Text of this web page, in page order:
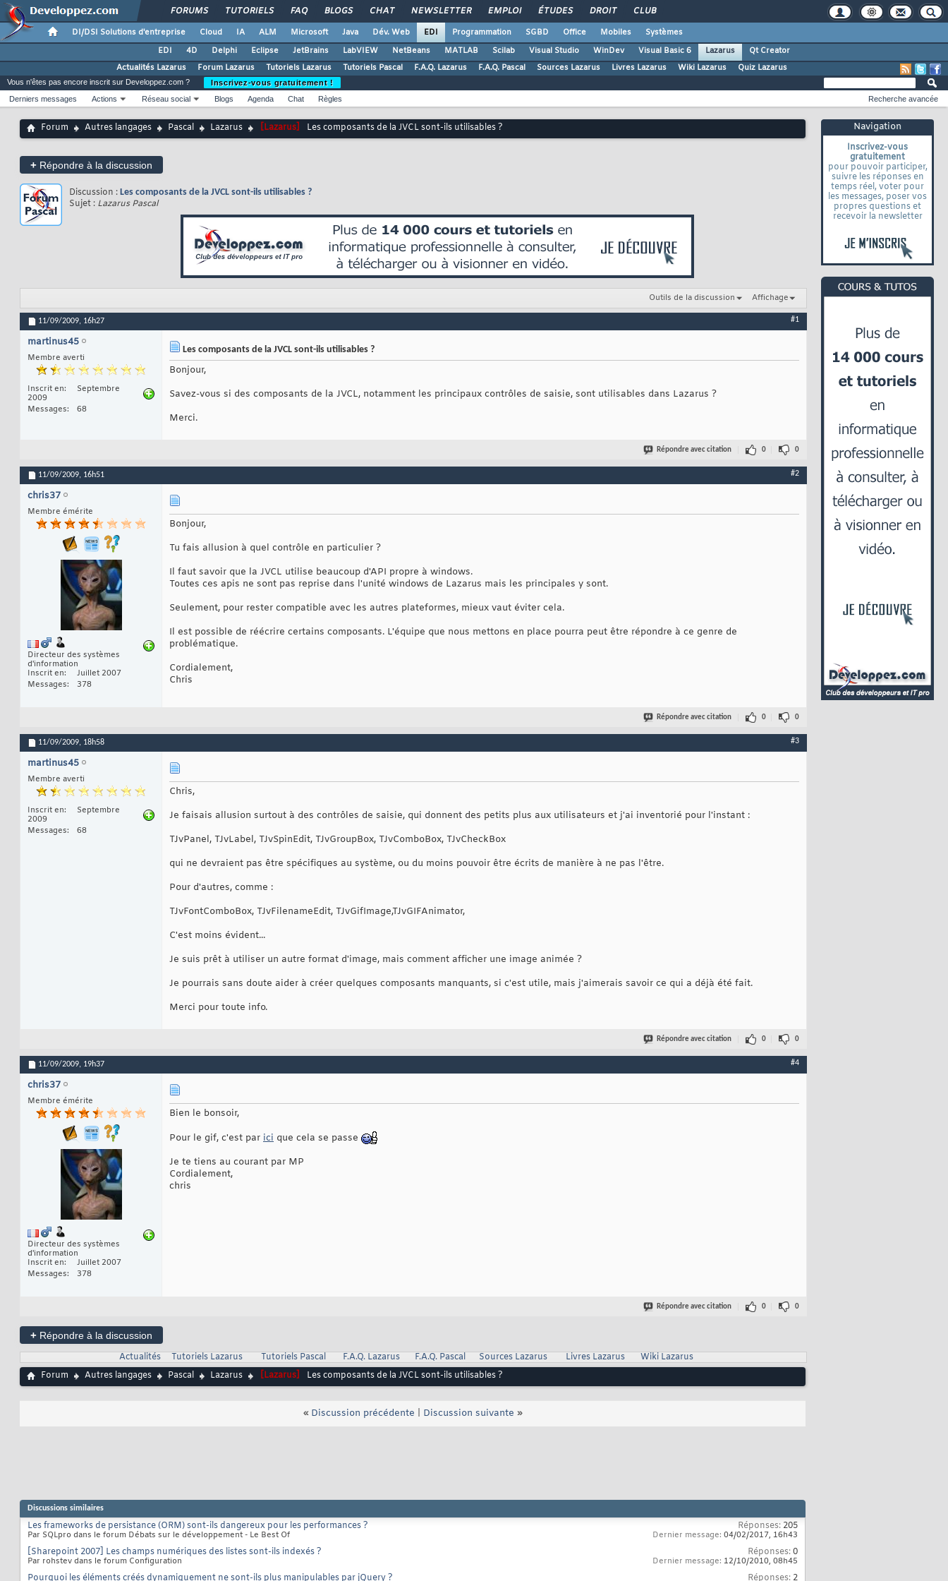
FORUMS TUTORIELS FAQ BLOGS CHAT NEWSLETTER EMPLOI ÉTUDES DROIT CLUB
DI/DSI Solutions d'entreprise Cloud IA ALM Microsoft Java Dév. Web EDI Programmation SGBD Office Mobiles
Systèmes
EDI
4D Delphi Eclipse JetBrains LabVIEW NetBeans MATLAB Scilab Visual Studio WinDev Visual Basic 6 Lazarus
Qt Creator
Actualités Lazarus
Forum Lazarus Tutoriels Lazarus Tutoriels Pascal F.A.Q. Lazarus F.A.Q. Pascal Sources Lazarus Livres Lazarus Wiki Lazarus Quiz Lazarus
Navigation
Inscrivez-vous
gratuitement
pour pouvoir participer,
suivre les réponses en
temps réel, voter pour
les messages, poser vos
propres questions et
recevoir la newsletter
Vous n'êtes pas encore inscrit sur Developpez.com ?
Inscrivez-vous gratuitement !
Derniers messages
Actions Réseau social Blogs Agenda Chat Règles Recherche avancée
Forum Autres langages Pascal Lazarus [Lazarus] Les composants de la JVCL sont-ils utilisables ?
+ Répondre à la discussion
Discussion : Les composants de la JVCL sont-ils utilisables ?
Sujet : Lazarus Pascal
Outils de la discussion Affichage
11/09/2009, 16h27 #1
martinus45
Membre averti
Inscrit en
Septembre
2009
Messages
68
Les composants de la JVCL sont-ils utilisables ?
Bonjour,
Savez-vous si des composants de la JVCL, notamment les principaux contrôles de saisie, sont utilisables dans Lazarus ?
Merci.
Répondre avec citation 0 0
11/09/2009, 16h51 #2
chris37
Membre émérite
Directeur des systèmes
d'information
Inscrit en
Juillet 2007
Messages
378
Bonjour,
Tu fais allusion à quel contrôle en particulier ?
Il faut savoir que la JVCL utilise beaucoup d'API propre à windows.
Toutes ces apis ne sont pas reprise dans l'unité windows de Lazarus mais les principales y sont.
Seulement, pour rester compatible avec les autres plateformes, mieux vaut éviter cela.
Il est possible de réécrire certains composants. L'équipe que nous mettons en place pourra peut être répondre à ce genre de
problématique.
Cordialement,
Chris
Répondre avec citation 0 0
11/09/2009, 18h58 #3
martinus45
Membre averti
Inscrit en
Septembre
2009
Messages
68
Chris,
Je faisais allusion surtout à des contrôles de saisie, qui donnent des petits plus aux utilisateurs et j'ai inventorié pour l'instant :
TJvPanel, TJvLabel, TJvSpinEdit, TJvGroupBox, TJvComboBox, TJvCheckBox
qui ne devraient pas être spécifiques au système, ou du moins pouvoir être écrits de manière à ne pas l'être.
Pour d'autres, comme :
TJvFontComboBox, TJvFilenameEdit, TJvGifImage,TJvGIFAnimator,
C'est moins évident...
Je suis prêt à utiliser un autre format d'image, mais comment afficher une image animée ?
Je pourrais sans doute aider à créer quelques composants manquants, si c'est utile, mais j'aimerais savoir ce qui a déjà été fait.
Merci pour toute info.
Répondre avec citation 0 0
11/09/2009, 19h37 #4
chris37
Membre émérite
Directeur des systèmes
d'information
Inscrit en
Juillet 2007
Messages
378
Bien le bonsoir,
Pour le gif, c'est par ici que cela se passe
Je te tiens au courant par MP
Cordialement,
chris
Répondre avec citation 0 0
+ Répondre à la discussion
Actualités
Tutoriels Lazarus Tutoriels Pascal F.A.Q. Lazarus F.A.Q. Pascal Sources Lazarus Livres Lazarus
Wiki Lazarus
Forum
Autres langages Pascal Lazarus [Lazarus] Les composants de la JVCL sont-ils utilisables ?
« Discussion précédente Discussion suivante »
Discussions similaires
Les frameworks de persistance (ORM) sont-ils dangereux pour les performances ?
Par SQLpro dans le forum Débats sur le développement - Le Best Of
Réponses: 205
Dernier message: 04/02/2017, 16h43
[Sharepoint 2007] Les champs numériques des listes sont-ils indexés ?
Par rohstev dans le forum Configuration
Réponses:0
Dernier message: 12/10/2010, 08h45
Pourquoi les éléments créés dynamiquement ne sont-ils plus manipulables par jQuery ? Réponses: 2